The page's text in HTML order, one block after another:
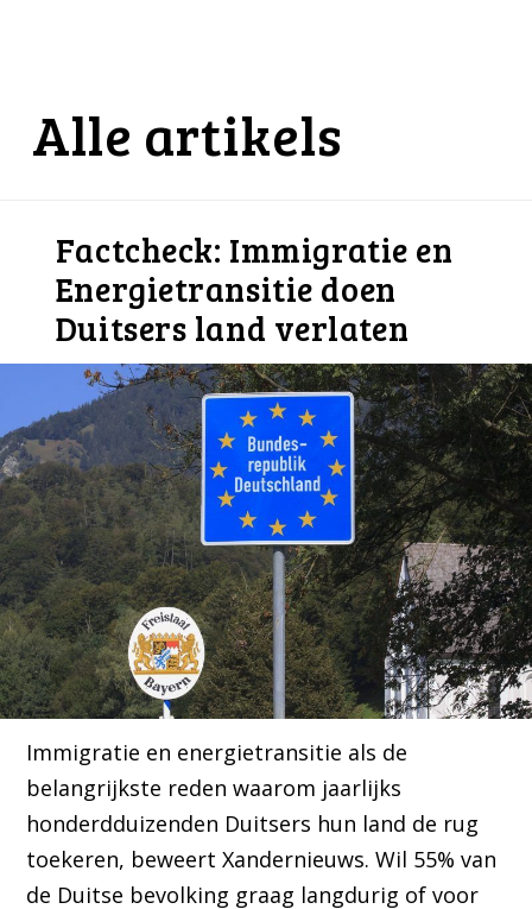
Alle artikels
Factcheck: Immigratie en
Energietransitie doen
Duitsers land verlaten
Immigratie en energietransitie als de
belangrijkste reden waarom jaarlijks
honderdduizenden Duitsers hun land de rug
toekeren, beweert Xandernieuws. Wil 55% van
de Duitse bevolking graag langdurig of voor